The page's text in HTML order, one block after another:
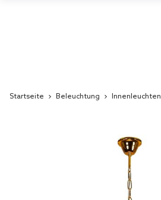
Startseite Beleuchtung Innenleuchten